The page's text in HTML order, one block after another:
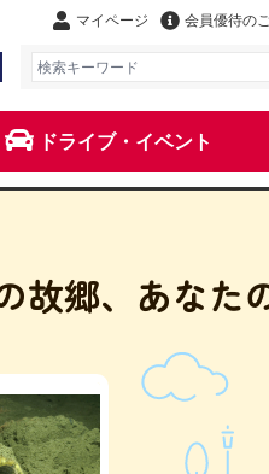
マイページ 会員優待の
ドライブ・イベント
故郷、あなた